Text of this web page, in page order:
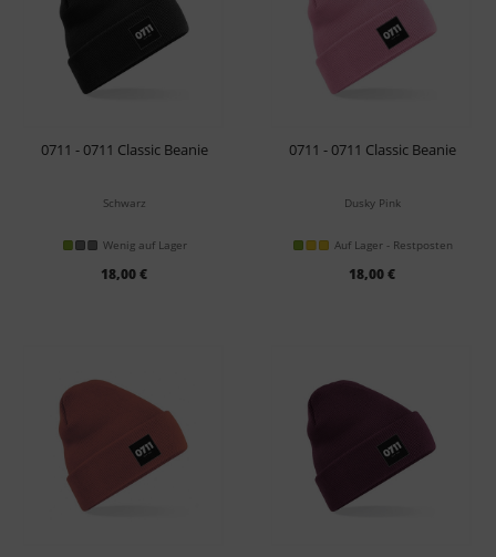
0711 - 0711 Classic Beanie
Schwarz
Wenig auf Lager
18,00 €
0711 - 0711 Classic Beanie
Dusky Pink
Auf Lager - Restposten
18,00 €